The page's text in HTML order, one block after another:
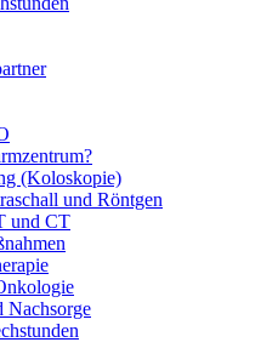
(Koloskopie)
und Röntgen
und CT
Nachsorge